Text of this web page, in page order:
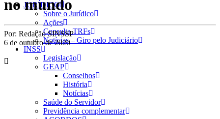
JURÍDICO
Sobre o Jurídico
Ações
Consulta TRFs
Notícias – Giro pelo Judiciário
INSS
Legislação
GEAP
Conselhos
História
Notícias
Saúde do Servidor
Previdência complementar
no mundo
Por: Redação SINSSP
6 de outubro de 2020